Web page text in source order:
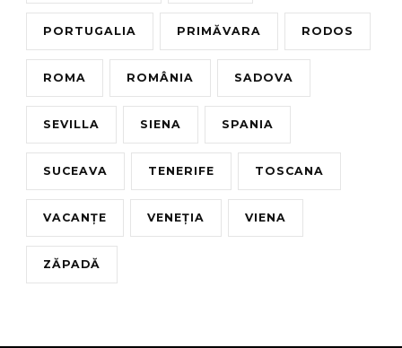
PORTUGALIA PRIMĂVARA RODOS
ROMA ROMÂNIA SADOVA
SEVILLA SIENA SPANIA
SUCEAVA TENERIFE TOSCANA
VACANȚE VENEȚIA VIENA
ZĂPADĂ